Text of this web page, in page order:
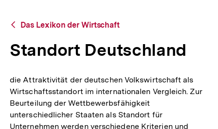
Zurück
Übersicht
Das Lexikon der Wirtschaft
Standort Deutschland
die Attraktivität der deutschen Volkswirtschaft als
Wirtschaftsstandort im internationalen Vergleich. Zur
Beurteilung der Wettbewerbsfähigkeit
unterschiedlicher Staaten als Standort für
Unternehmen werden verschiedene Kriterien und